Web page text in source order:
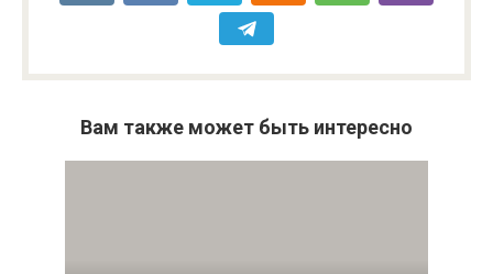
Вам также может быть интересно